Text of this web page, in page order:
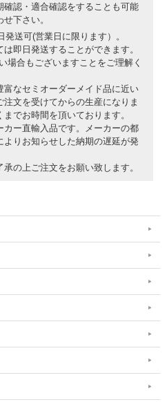
認・適合確認をすることも可能
下さい。
送可(営業日に限ります）。
即日発送することができます。
場合もございますことをご理解く
なセミオーダーメイド品に近い
文を受けてからの生産になりま
でお時間を頂いております。
カー直輸入品です。メーカーの都
りお知らせした納期の遅延が発
の上ご注文をお願い致します。